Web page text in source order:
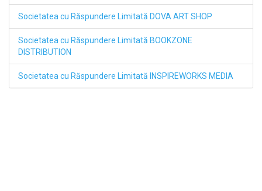
Societatea cu Răspundere Limitată DOVA ART SHOP
Societatea cu Răspundere Limitată BOOKZONE
DISTRIBUTION
Societatea cu Răspundere Limitată INSPIREWORKS MEDIA